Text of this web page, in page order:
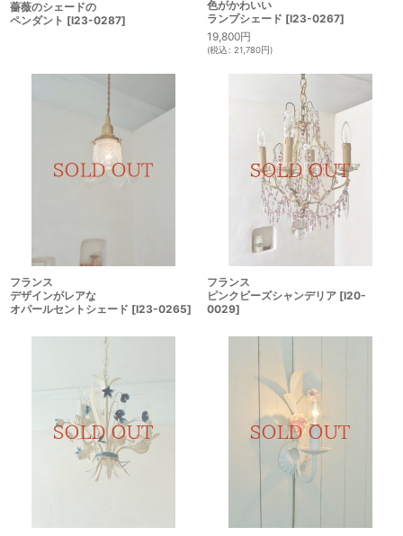
薔薇のシェードの
ペンダント [I23-0287]
色がかわいい
ランプシェード [I23-0267]
19,800円
(税込: 21,780円)
フランス
デザインがレアな
オパールセントシェード [I23-0265]
フランス
ピンクビーズシャンデリア [I20-
0029]